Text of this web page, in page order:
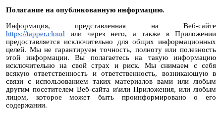
Полагание на опубликованную информацию.
Информация, представленная на Веб-сайте
https://tapper.cloud или через него, а также в Приложении
предоставляется исключительно для общих информационных
целей. Мы не гарантируем точность, полноту или полезность
этой информации. Вы полагаетесь на такую ​​информацию
исключительно на свой страх и риск. Мы снимаем с себя
всякую ответственность и ответственность, возникающую в
связи с использованием таких материалов вами или любым
другим посетителем Веб-сайта и\или Приложения, или любым
лицом, которое может быть проинформировано о его
содержании.